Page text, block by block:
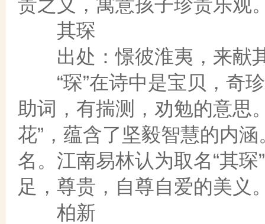
其琛
出处：憬彼淮夷，来献
“琛”在诗中是宝贝，奇珍
助词，有揣测，劝勉的意思
花”，蕴含了坚毅智慧的内
名。江南易林认为取名“其
足，尊贵，自尊自爱的美义
柏新